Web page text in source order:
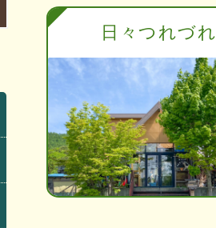
日々つれづれ